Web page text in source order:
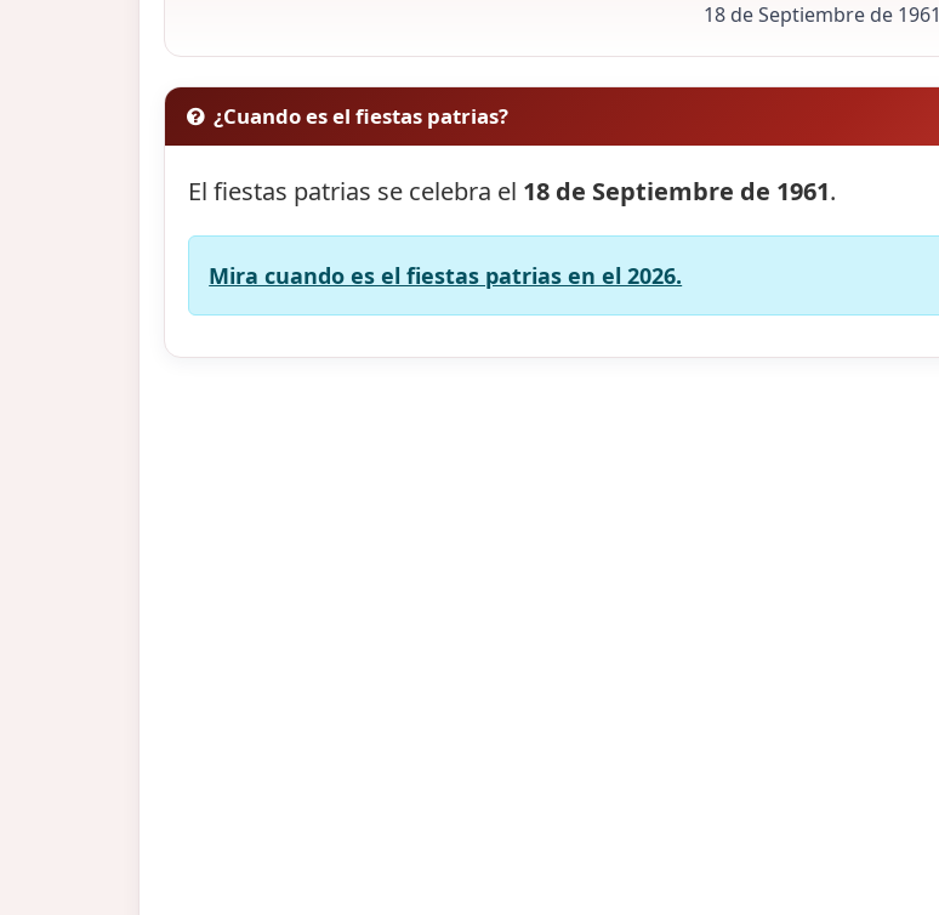
18 de Septiembre de 1961
¿Cuando es el fiestas patrias?
El fiestas patrias se celebra el 18 de Septiembre de 1961.
Mira cuando es el fiestas patrias en el 2026.